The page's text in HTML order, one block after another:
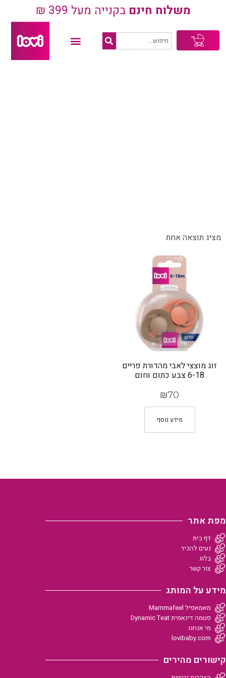
משלוח חינםבקנייה מעל 399 ₪
מציג תוצאה אחת
זוג מוצצי לאבי מהדורת פריים
6-18 צבע כתום וחום
₪70
מידע נוסף
מפת אתר
דף בית
נעים להכיר
בלוג
צור קשר
מידע על המותג
מאמאפיל Mammafeel
פטמה דינאמית Dynamic Teat
מי אנחנו
lovibaby.com
קישורים מהירים